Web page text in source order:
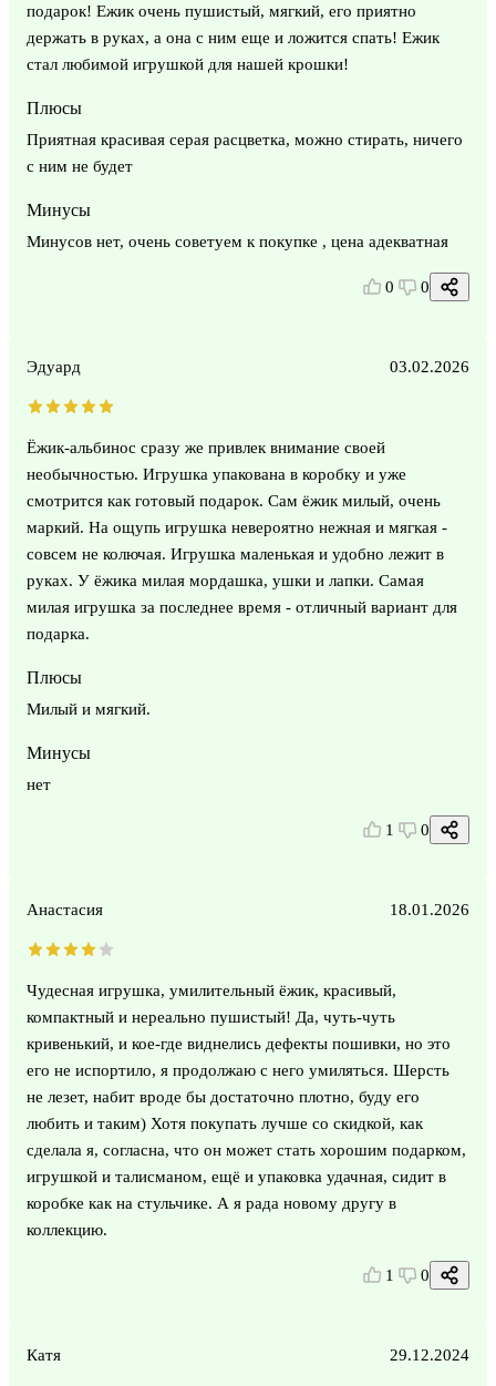
подарок! Ежик очень пушистый, мягкий, его приятно
держать в руках, а она с ним еще и ложится спать! Ежик
стал любимой игрушкой для нашей крошки!
Плюсы
Приятная красивая серая расцветка, можно стирать, ничего
с ним не будет
Минусы
Минусов нет, очень советуем к покупке , цена адекватная
0 0
Эдуард 03.02.2026
Ёжик-альбинос сразу же привлек внимание своей
необычностью. Игрушка упакована в коробку и уже
смотрится как готовый подарок. Сам ёжик милый, очень
маркий. На ощупь игрушка невероятно нежная и мягкая -
совсем не колючая. Игрушка маленькая и удобно лежит в
руках. У ёжика милая мордашка, ушки и лапки. Самая
милая игрушка за последнее время - отличный вариант для
подарка.
Плюсы
Милый и мягкий.
Минусы
нет
1 0
Анастасия 18.01.2026
Чудесная игрушка, умилительный ёжик, красивый,
компактный и нереально пушистый! Да, чуть-чуть
кривенький, и кое-где виднелись дефекты пошивки, но это
его не испортило, я продолжаю с него умиляться. Шерсть
не лезет, набит вроде бы достаточно плотно, буду его
любить и таким) Хотя покупать лучше со скидкой, как
сделала я, согласна, что он может стать хорошим подарком,
игрушкой и талисманом, ещё и упаковка удачная, сидит в
коробке как на стульчике. А я рада новому другу в
коллекцию.
1 0
Катя 29.12.2024